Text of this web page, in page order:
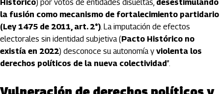
Histórico) por votos de entidades disueltas, desestimulando
la fusión como mecanismo de fortalecimiento partidario
(Ley 1475 de 2011, art. 2°). La imputación de efectos
electorales sin identidad subjetiva (Pacto Histórico no
existía en 2022) desconoce su autonomía y violenta los
derechos políticos de la nueva colectividad”.